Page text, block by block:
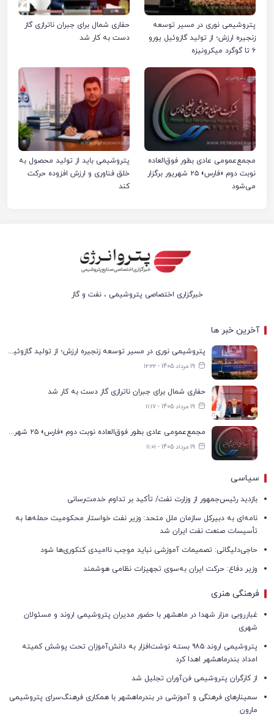
پتروشیمی نوری در مسیر توسعه
زنجیره ارزش؛ از تولید گازوئیل یورو
۶ تا گوگرد میکرونیزه
حفاری شمال برای جبران ناترازی گاز
دست به کار شد
مجمع‌عمومی عادی بطور فوق‌العاده
نوبت دوم «فارس» ۲۵ شهریور برگزار
می‌شود
پتروشیمی باید از تولید محصول به
خلق فناوری و ارزش افزوده حرکت
کند
خبرگزاری اختصاصی پتروشیمی ، نفت و گاز
آخرین خبر ها
پتروشیمی نوری در مسیر توسعه زنجیره ارزش؛ از تولید گازوئیل یورو ۶ تا گوگرد میکرونیزه
19 مرداد 1405 - ۱۲:۲۲
حفاری شمال برای جبران ناترازی گاز دست به کار شد
19 مرداد 1405 - ۱۱:۱۷
مجمع‌عمومی عادی بطور فوق‌العاده نوبت دوم «فارس» ۲۵ شهریور برگزار می‌شود
19 مرداد 1405 - ۱۱:۰۱
سیاسی
بازدید رئیس‌جمهور از وزارت نفت/ تأکید بر تداوم خدمت‌رسانی
نامه‌ای به دبیرکل سازمان ملل متحد: وزیر نفت خواستار محکومیت حمله‌ها به
تأسیسات صنعت نفت ایران شد
حاجی‌دلیگانی: تصمیمات آموزشی نباید موجب ناامیدی کنکوری‌ها شود
وزیر دفاع: حرکت ایران به‌سوی تجهیزات نظامی هوشمند
فرهنگی هنری
غبارروبی مزار شهدا در ماهشهر با حضور مدیران پتروشیمی اروند و مسئولان
شهری
پتروشیمی اروند ۹۸۵ بسته نوشت‌افزار به دانش‌آموزان تحت پوشش کمیته
امداد بندرماهشهر اهدا کرد
از کارگران پتروشیمی فن‌آوران تجلیل شد
سمینارهای فرهنگی و آموزشی در بندرماهشهر با همکاری فرهنگ‌سرای پتروشیمی
مارون